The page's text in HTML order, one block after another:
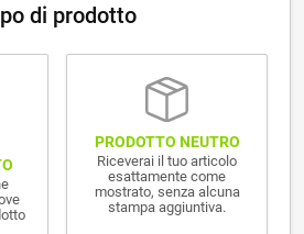
di prodotto
PRODOTTO NEUTRO
Riceverai il tuo articolo
esattamente come
mostrato, senza alcuna
stampa aggiuntiva.